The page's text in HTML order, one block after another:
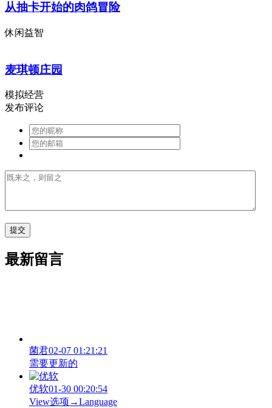
从抽卡开始的肉鸽冒险
休闲益智
麦琪顿庄园
模拟经营
发布评论
最新留言
菌君02-07 01:21:21
需要更新的
优软01-30 00:20:54
View‌选项→Language